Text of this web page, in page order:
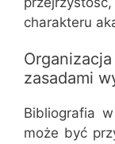
charakteru
zasadami
Bibliografia
może być